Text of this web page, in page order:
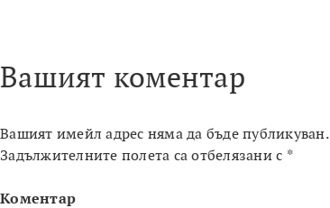
Вашият коментар
Вашият имейл адрес няма да бъде публикуван.
Задължителните полета са отбелязани с *
Коментар